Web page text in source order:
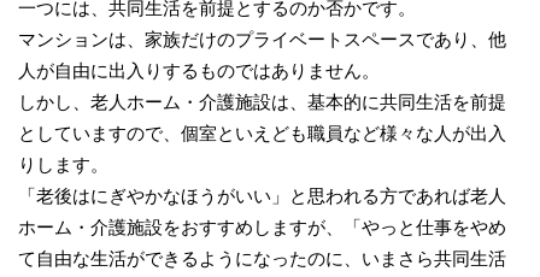
一つには、共同生活を前提とするのか否かです。
マンションは、家族だけのプライベートスペースであり、他
人が自由に出入りするものではありません。
しかし、老人ホーム・介護施設は、基本的に共同生活を前提
としていますので、個室といえども職員など様々な人が出入
りします。
「老後はにぎやかなほうがいい」と思われる方であれば老人
ホーム・介護施設をおすすめしますが、「やっと仕事をやめ
て自由な生活ができるようになったのに、いまさら共同生活